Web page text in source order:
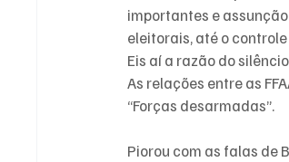
importantes e
eleitorais, até o
Eis aí a razão do
As relações entre as
“Forças desarmadas”.
Piorou com as falas de